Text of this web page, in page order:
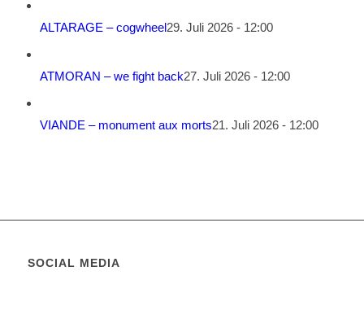
ALTARAGE – cogwheel29. Juli 2026 - 12:00
ATMORAN – we fight back27. Juli 2026 - 12:00
VIANDE – monument aux morts21. Juli 2026 - 12:00
SOCIAL MEDIA